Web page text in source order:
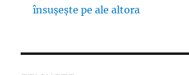
însușește pe ale altora